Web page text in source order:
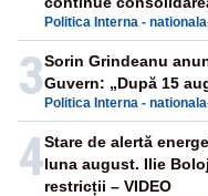
Politica Interna - nationala
financiare
3Politica Interna - nationala
Sorin Grindeanu
Guvern: „După 15
4Stare de alertă
luna august. Ilie
restricții – VIDEO